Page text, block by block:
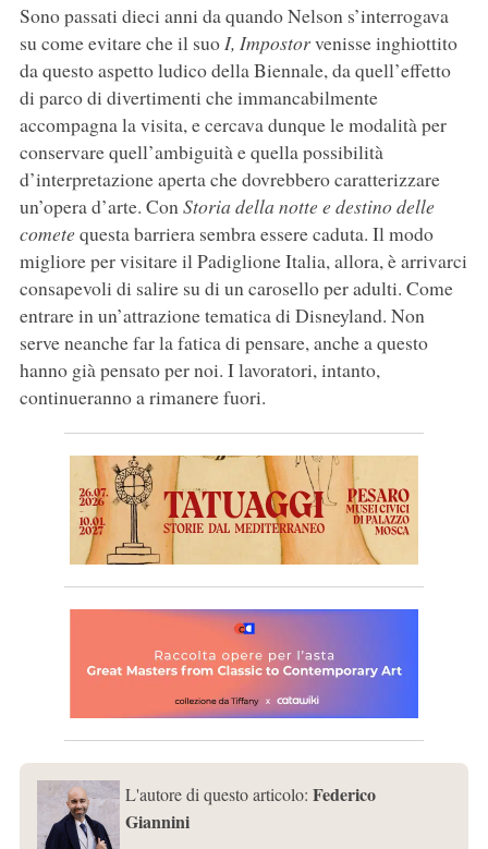
Sono passati dieci anni da quando Nelson s’interrogava
su come evitare che il suoI, Impostorvenisse inghiottito
da questo aspetto ludico della Biennale, da quell’effetto
di parco di divertimenti che immancabilmente
accompagna la visita, e cercava dunque le modalità per
conservare quell’ambiguità e quella possibilità
d’interpretazione aperta che dovrebbero caratterizzare
un’opera d’arte. ConStoria della notte e destino delle
cometequesta barriera sembra essere caduta. Il modo
migliore per visitare il Padiglione Italia, allora, è arrivarci
consapevoli di salire su di un carosello per adulti. Come
entrare in un’attrazione tematica di Disneyland. Non
serve neanche far la fatica di pensare, anche a questo
hanno già pensato per noi. I lavoratori, intanto,
continueranno a rimanere fuori.
L'autore di questo articolo: Federico
Giannini